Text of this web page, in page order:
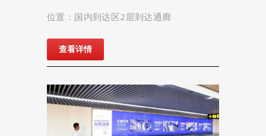
位置：国内到达区2层到达通廊
查看详情